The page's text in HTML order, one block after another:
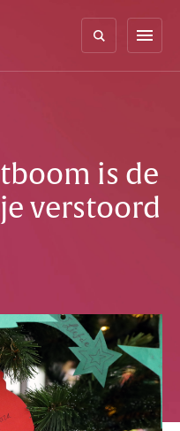
menu
is de
verstoord